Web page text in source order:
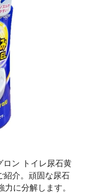
ロン トイレ尿石黄
紹介。頑固な尿石
に分解します。